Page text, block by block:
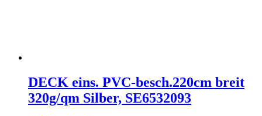
DECK eins. PVC-besch.220cm breit
320g/qm Silber, SE6532093